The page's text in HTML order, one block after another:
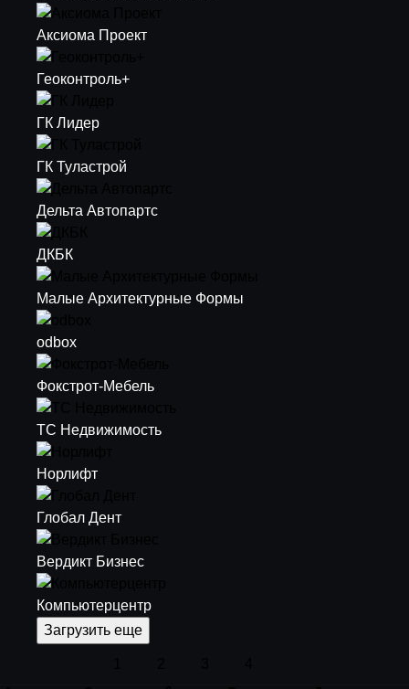
Аксиома Проект
Геоконтроль+
ГК Лидер
ГК Туластрой
Дельта Автопартс
ДКБК
Малые Архитектурные Формы
odbox
Фокстрот-Мебель
ТС Недвижимость
Норлифт
Глобал Дент
Вердикт Бизнес
Компьютерцентр
Загрузить еще